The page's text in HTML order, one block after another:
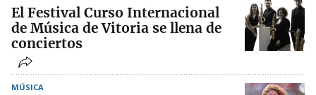
El Festival Curso Internacional
de Música de Vitoria se llena de
conciertos
MÚSICA